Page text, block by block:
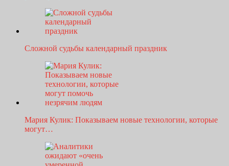
Сложной судьбы календарный праздник
Мария Кулик: Показываем новые технологии, которые
могут…